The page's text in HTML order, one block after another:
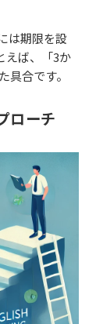
は期限を設
えば、「3か
具合です。
ローチ